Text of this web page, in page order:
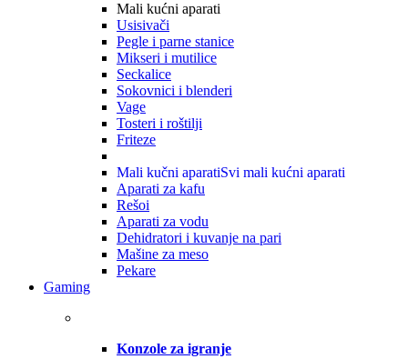
Mali kućni aparati
Usisivači
Pegle i parne stanice
Mikseri i mutilice
Seckalice
Sokovnici i blenderi
Vage
Tosteri i roštilji
Friteze
Mali kučni aparatiSvi mali kućni aparati
Aparati za kafu
Rešoi
Aparati za vodu
Dehidratori i kuvanje na pari
Mašine za meso
Pekare
Gaming
Konzole za igranje